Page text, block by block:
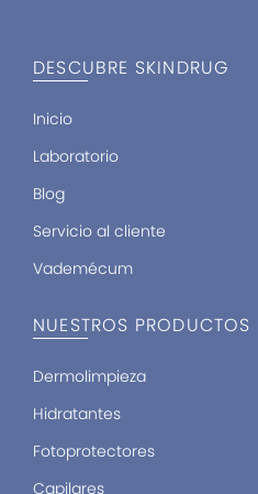
a
DESCUBRE SKINDRUG
Inicio
Laboratorio
Blog
Servicio al cliente
Vademécum
NUESTROS PRODUCTOS
Dermolimpieza
Hidratantes
Fotoprotectores
Capilares